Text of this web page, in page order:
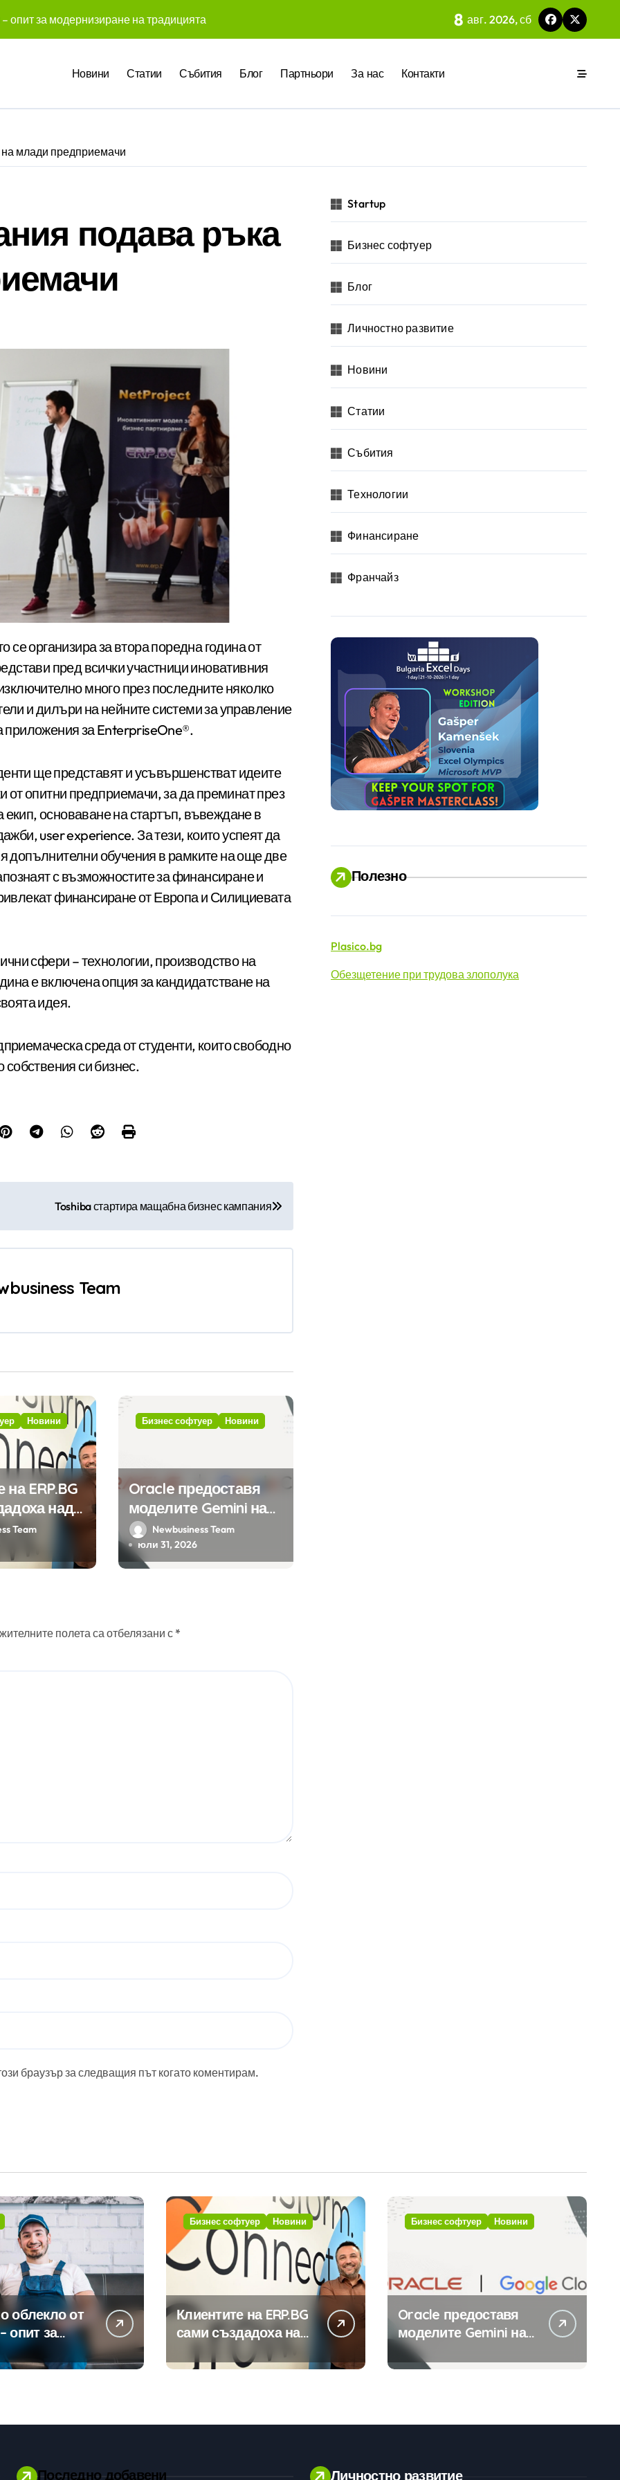
Gemini на Google на хиляди клиенти на бизнес приложения
начина, по който хотелите продават стаите си
в създаването на международните стандарти за навлизане на изкуствен интелект в хотелиерството
8 авг. 2026, сб
Новини Статии Събития Блог Партньори За нас Контакти
млади предприемачи
подава ръка
пред всички участници иновативния
много през последните няколко
и дилъри на нейните системи за управление
приложения за EnterpriseOne®.
ще представят и усъвършенстват идеите
от опитни предприемачи, за да преминат през
основаване на стартъп, въвеждане в
user experience. За тези, които успеят да
допълнителни обучения в рамките на още две
с възможностите за финансиране и
финансиране от Европа и Силициевата
сфери – технологии, производство на
е включена опция за кандидатстване на
идея.
среда от студенти, които свободно
собствения си бизнес.
Toshiba стартира мащабна бизнес кампания
Team
Новини
на ERP.BG
над
за
с
Team
Бизнес софтуер Новини
Oracle предоставя
моделите Gemini на
Google на хиляди
клиенти на бизнес
приложения
Newbusiness Team
юли 31, 2026
полета са отбелязани с *
браузър за следващия път когато коментирам.
Startup
Бизнес софтуер
Блог
Личностно развитие
Новини
Статии
Събития
Технологии
Финансиране
Франчайз
Полезно
Plasico.bg
Обезщетение при трудова злополука
облекло от
опит за
на
Бизнес софтуер Новини
Клиентите на ERP.BG
сами създадоха над
ERP системата с
изкуствен интелект
Бизнес софтуер Новини
Oracle предоставя
моделите Gemini на
Google на хиляди
клиенти на бизнес
Последно добавени Личностно развитие